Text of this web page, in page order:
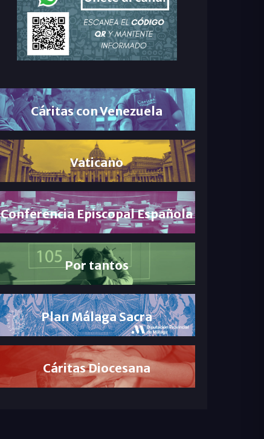
Cáritas con Venezuela
Vaticano
Conferencia Episcopal Española
Por tantos
Plan Málaga Sacra
Cáritas Diocesana